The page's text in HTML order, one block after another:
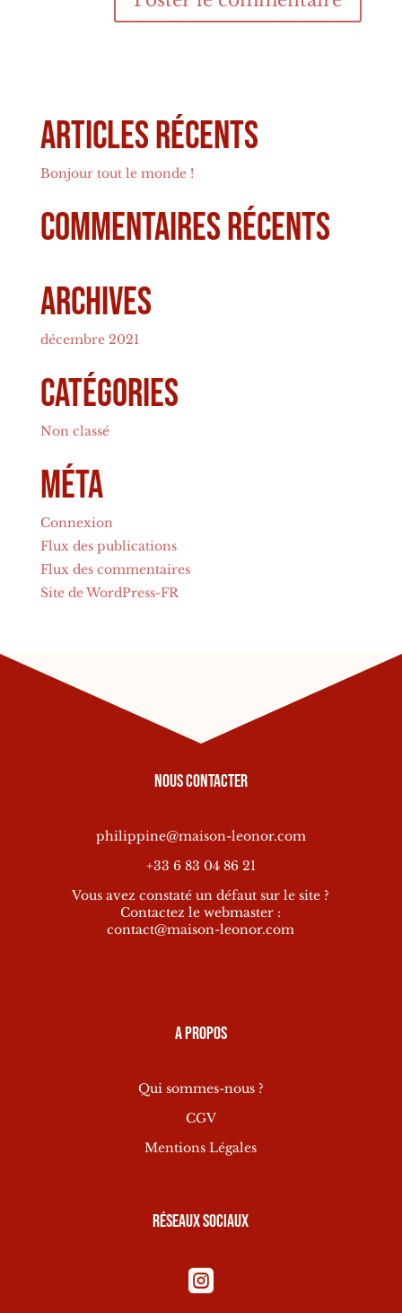
Articles récents
Bonjour tout le monde !
Commentaires récents
Archives
décembre 2021
Catégories
Non classé
Méta
Connexion
Flux des publications
Flux des commentaires
Site de WordPress-FR
Nous contacter
philippine@maison-leonor.com
+33 6 83 04 86 21
Vous avez constaté un défaut sur le site ?
Contactez le webmaster :
contact@maison-leonor.com
A propos
Qui sommes-nous ?
CGV
Mentions Légales
Réseaux sociaux
